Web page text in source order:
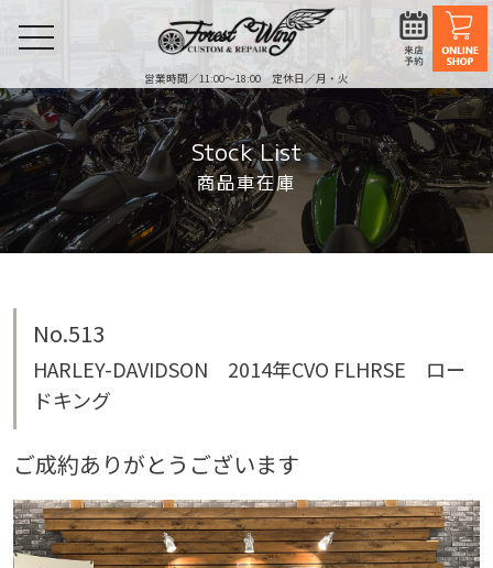
営業時間／11:00〜18:00 定休日／月・火
toggle
navigation
Stock List
商品車在庫
No.513
HARLEY-DAVIDSON 2014年CVO FLHRSE ロー
ドキング
ご成約ありがとうございます